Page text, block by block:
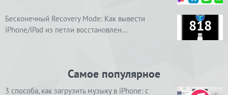
Бесконечный Recovery Mode: Как вывести
iPhone/iPad из петли восстановлен…
818
Самое популярное
3 способа, как загрузить музыку в iPhone: с